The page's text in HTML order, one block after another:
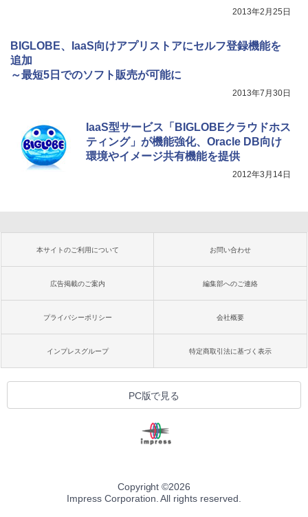
2013年2月25日
BIGLOBE、IaaS向けアプリストアにセルフ登録機能を
追加
～最短5日でのソフト販売が可能に
2013年7月30日
IaaS型サービス「BIGLOBEクラウドホス
ティング」が機能強化、Oracle DB向け
環境やイメージ共有機能を提供
2012年3月14日
本サイトのご利用について お問い合わせ
広告掲載のご案内 編集部へのご連絡
プライバシーポリシー 会社概要
インプレスグループ 特定商取引法に基づく表示
PC版で見る
Copyright ©2026
Impress Corporation. All rights reserved.